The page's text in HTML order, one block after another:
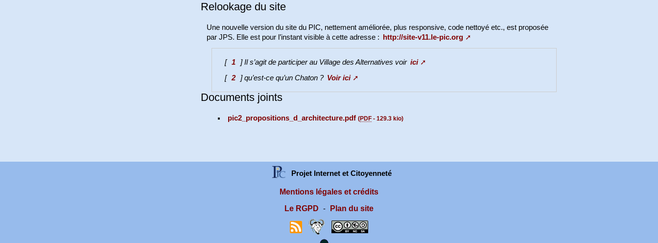
Relookage du site
Une nouvelle version du site du PIC, nettement améliorée, plus responsive, code nettoyé etc., est proposée
par JPS. Elle est pour l’instant visible à cette adresse :
http://site-v11.le-pic.org
[ 1 ]Il s’agit de participer au Village des Alternatives voir ici
[
2 ]qu’est-ce qu’un Chaton ? Voir ici
Documents joints
pic2_propositions_d_architecture.pdf (PDF- 129.3 kio)
Projet Internet et Citoyenneté
Mentions légales et crédits
Le RGPD
- Plan du site